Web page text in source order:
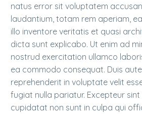
natus error sit voluptatem
laudantium, totam rem aperiam,
illo inventore veritatis et quasi
dicta sunt explicabo. Ut enim ad
nostrud exercitation ullamco
ea commodo consequat. Duis
reprehenderit in voluptate velit
fugiat nulla pariatur. Excepteur
cupidatat non sunt in culpa qui